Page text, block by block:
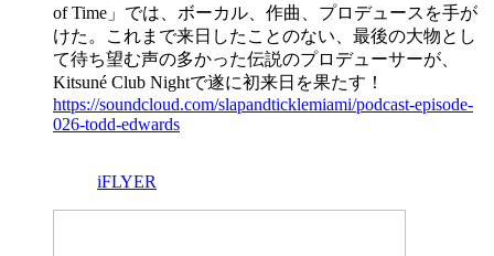
of Time」では、ボーカル、作曲、プロデュースを手が
けた。これまで来日したことのない、最後の大物とし
て待ち望む声の多かった伝説のプロデューサーが、
Kitsuné Club Nightで遂に初来日を果たす！
https://soundcloud.com/slapandticklemiami/podcast-episode-
026-todd-edwards
iFLYER